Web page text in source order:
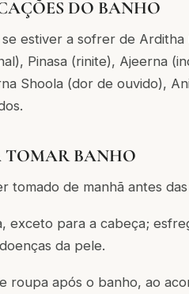
DO BANHO
estiver a sofrer de
Pinasa (rinite), Ajeerna
Shoola (dor de ouvido),
TOMAR BANHO
tomado de manhã antes
exceto para a cabeça;
da pele.
roupa após o banho, ao